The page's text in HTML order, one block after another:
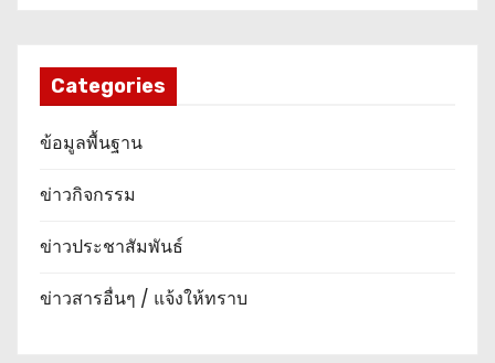
Categories
ข้อมูลพื้นฐาน
ข่าวกิจกรรม
ข่าวประชาสัมพันธ์
ข่าวสารอื่นๆ / แจ้งให้ทราบ